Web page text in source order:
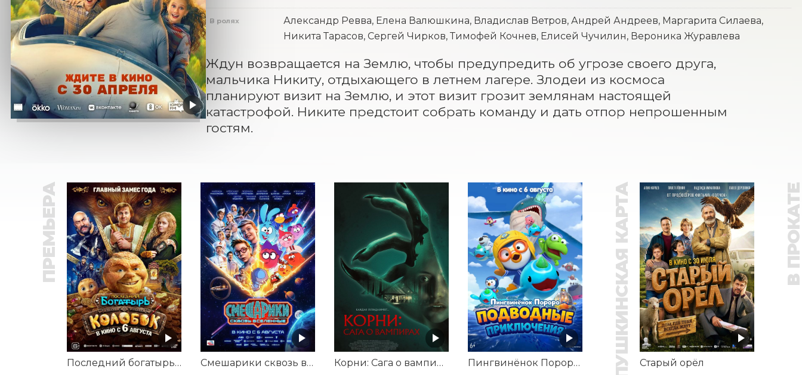
В ролях
Александр Ревва, Елена Валюшкина, Владислав Ветров, Андрей Андреев, Маргарита Силаева,
Никита Тарасов, Сергей Чирков, Тимофей Кочнев, Елисей Чучилин, Вероника Журавлева
Ждун возвращается на Землю, чтобы предупредить об угрозе своего друга,
мальчика Никиту, отдыхающего в летнем лагере. Злодеи из космоса
планируют визит на Землю, и этот визит грозит землянам настоящей
катастрофой. Никите предстоит собрать команду и дать отпор непрошенным
гостям.
ПРЕМЬЕРА
Последний богатырь. Колобок Смешарики сквозь вселенные Корни: Сага о вампирах Пингвинёнок Пороро: Подводные приключения ПУШКИНСКАЯ КАРТА Старый орёл
В